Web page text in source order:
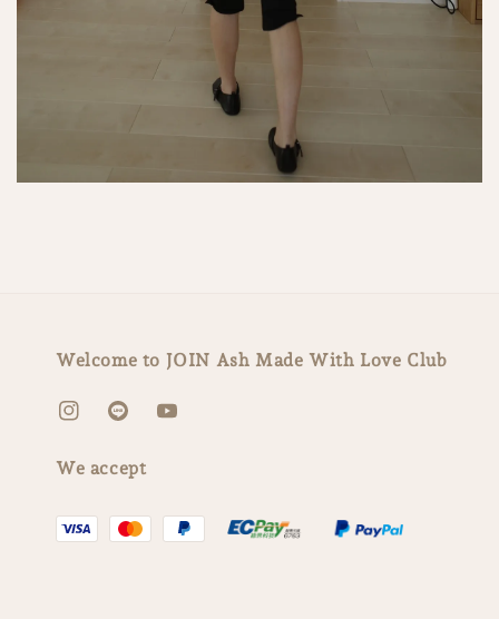
Welcome to JOIN Ash Made With Love Club
We accept